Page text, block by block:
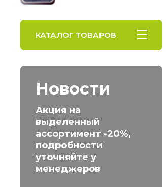
КАТАЛОГ ТОВАРОВ
Новости
Акция на
выделенный
ассортимент -20%,
подробности
уточняйте у
менеджеров